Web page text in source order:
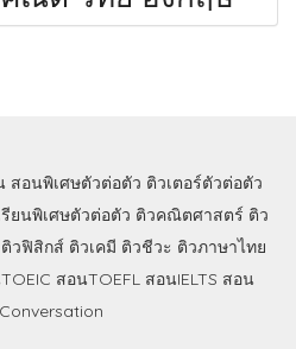
สอนพิเศษตัวต่อตัว ติวเตอร์ตัวต่อตัว
รียนพิเศษตัวต่อตัว ติวคณิตศาสตร์ ติว
ติวฟิสิกส์ ติวเคมี ติวชีวะ ติวภาษาไทย
สอนTOEFL สอนIELTS สอน